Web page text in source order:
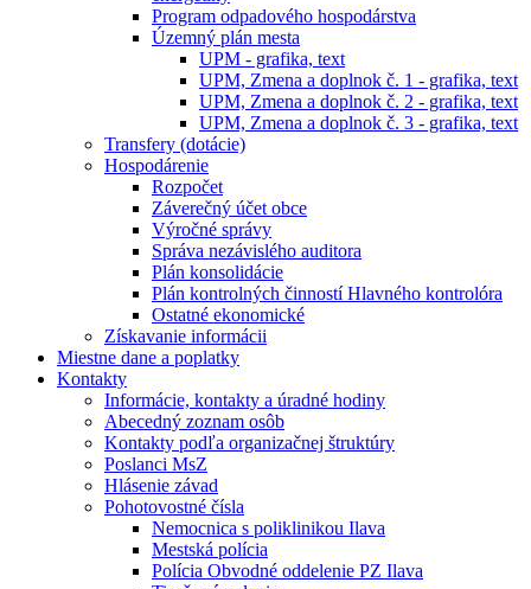
Program odpadového hospodárstva
Územný plán mesta
UPM - grafika, text
UPM, Zmena a doplnok č. 1 - grafika, text
UPM, Zmena a doplnok č. 2 - grafika, text
UPM, Zmena a doplnok č. 3 - grafika, text
Transfery (dotácie)
Hospodárenie
Rozpočet
Záverečný účet obce
Výročné správy
Správa nezávislého auditora
Plán konsolidácie
Plán kontrolných činností Hlavného kontrolóra
Ostatné ekonomické
Získavanie informácii
Miestne dane a poplatky
Kontakty
Informácie, kontakty a úradné hodiny
Abecedný zoznam osôb
Kontakty podľa organizačnej štruktúry
Poslanci MsZ
Hlásenie závad
Pohotovostné čísla
Nemocnica s poliklinikou Ilava
Mestská polícia
Polícia Obvodné oddelenie PZ Ilava